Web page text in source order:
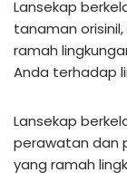
Lansekap
tanaman
ramah
Anda terhadap
Lansekap
perawatan dan
yang ramah